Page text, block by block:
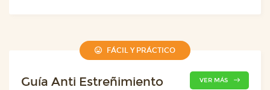
FÁCIL Y PRÁCTICO
Guía Anti Estreñimiento VER MÁS